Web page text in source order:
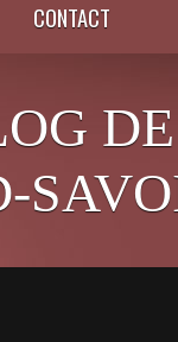
CONTACT